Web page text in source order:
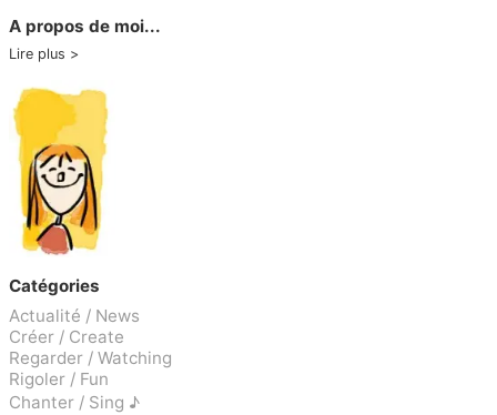
A propos de moi...
Lire plus
Catégories
Actualité / News
Créer / Create
Regarder / Watching
Rigoler / Fun
Chanter / Sing ♪